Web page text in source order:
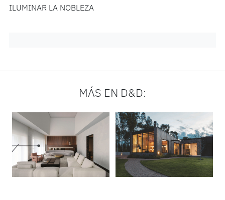
ILUMINAR LA NOBLEZA
MÁS EN D&D: